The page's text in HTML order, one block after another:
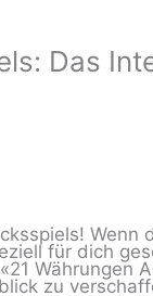
Das
für dich
Währungen
zu